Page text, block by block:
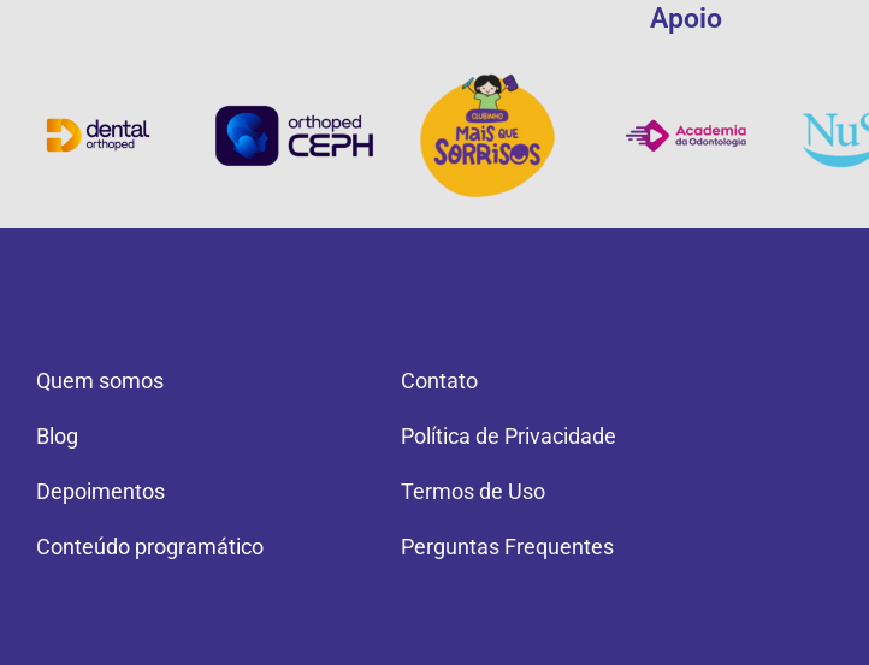
Apoio
Quem somos
Blog
Depoimentos
Conteúdo programático
Contato
Política de Privacidade
Termos de Uso
Perguntas Frequentes